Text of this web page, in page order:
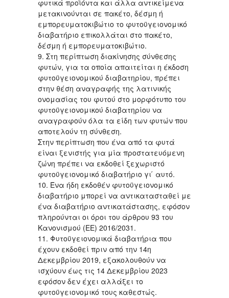
φυτικά προϊόντα και άλλα αντικείμενα
μετακινούνται σε πακέτο, δέσμη ή
εμπορευματοκιβώτιο το φυτοϋγειονομικό
διαβατήριο επικολλάται στο πακέτο,
δέσμη ή εμπορευματοκιβώτιο.
9. Στη περίπτωση διακίνησης σύνθεσης
φυτών, για τα οποία απαιτείται η έκδοση
φυτοϋγειονομικού διαβατηρίου, πρέπει
στην θέση αναγραφής της λατινικής
ονομασίας του φυτού στο μορφότυπο του
φυτοϋγειονομικού διαβατηρίου να
αναγραφούν όλα τα είδη των φυτών που
αποτελούν τη σύνθεση.
Στην περίπτωση που ένα από τα φυτά
είναι ξενιστής για μία προστατευόμενη
ζώνη πρέπει να εκδοθεί ξεχωριστό
φυτοϋγειονομικό διαβατήριο γι ́ αυτό.
10. Ένα ήδη εκδοθέν φυτοϋγειονομικό
διαβατήριο μπορεί να αντικατασταθεί με
ένα διαβατήριο αντικατάστασης, εφόσον
πληρούνται οι όροι του άρθρου 93 του
Κανονισμού (ΕΕ) 2016/2031.
11. Φυτοϋγειονομικά διαβατήρια που
έχουν εκδοθεί πριν από την 14η
Δεκεμβρίου 2019, εξακολουθούν να
ισχύουν έως τις 14 Δεκεμβρίου 2023
εφόσον δεν έχει αλλάξει το
φυτοϋγειονομικό τους καθεστώς.